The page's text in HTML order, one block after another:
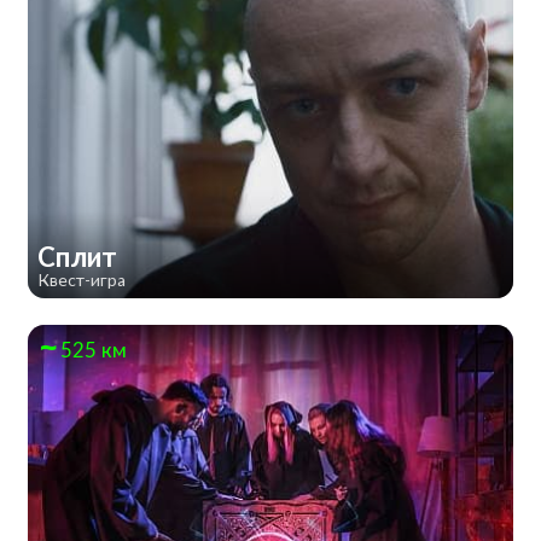
Сплит
Квест-игра
525 км